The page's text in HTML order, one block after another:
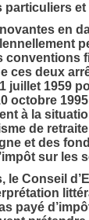
particuliers
en
conventions
ces deux
juillet 1959
octobre
à la
de
et des
sur les
le Conseil
payé